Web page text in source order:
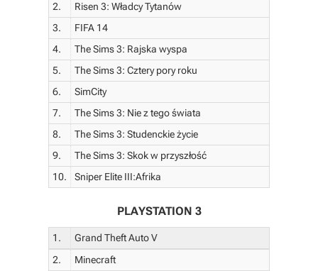
2.
Risen 3: Władcy Tytanów
3.
FIFA 14
4.
The Sims 3: Rajska wyspa
5.
The Sims 3: Cztery pory roku
6.
SimCity
7.
The Sims 3: Nie z tego świata
8.
The Sims 3: Studenckie życie
9.
The Sims 3: Skok w przyszłość
10.
Sniper Elite III:Afrika
PLAYSTATION 3
1.
Grand Theft Auto V
2.
Minecraft